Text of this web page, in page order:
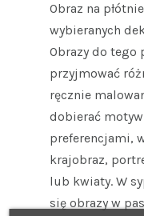
Obraz na
wybieranych
Obrazy do tego
przyjmować
ręcznie
dobierać
preferencjami,
krajobraz,
lub kwiaty. W
się obrazy w